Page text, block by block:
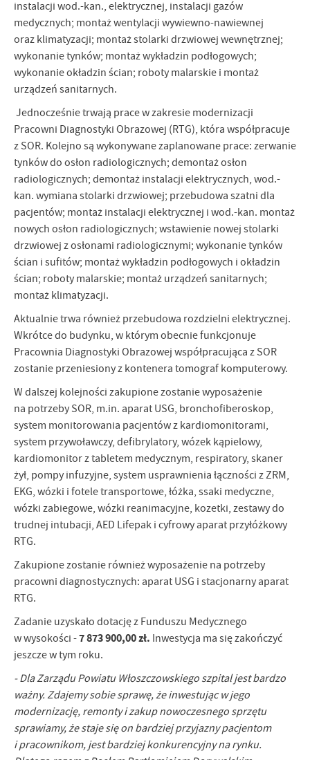
instalacji wod.-kan., elektrycznej, instalacji gazów
medycznych; montaż wentylacji wywiewno-nawiewnej
oraz klimatyzacji; montaż stolarki drzwiowej wewnętrznej;
wykonanie tynków; montaż wykładzin podłogowych;
wykonanie okładzin ścian; roboty malarskie i montaż
urządzeń sanitarnych.
Jednocześnie trwają prace w zakresie modernizacji
Pracowni Diagnostyki Obrazowej (RTG), która współpracuje
z SOR. Kolejno są wykonywane zaplanowane prace: zerwanie
tynków do osłon radiologicznych; demontaż osłon
radiologicznych; demontaż instalacji elektrycznych, wod.-
kan. wymiana stolarki drzwiowej; przebudowa szatni dla
pacjentów; montaż instalacji elektrycznej i wod.-kan. montaż
nowych osłon radiologicznych; wstawienie nowej stolarki
drzwiowej z osłonami radiologicznymi; wykonanie tynków
ścian i sufitów; montaż wykładzin podłogowych i okładzin
ścian; roboty malarskie; montaż urządzeń sanitarnych;
montaż klimatyzacji.
Aktualnie trwa również przebudowa rozdzielni elektrycznej.
Wkrótce do budynku, w którym obecnie funkcjonuje
Pracownia Diagnostyki Obrazowej współpracująca z SOR
zostanie przeniesiony z kontenera tomograf komputerowy.
W dalszej kolejności zakupione zostanie wyposażenie
na potrzeby SOR, m.in. aparat USG, bronchofiberoskop,
system monitorowania pacjentów z kardiomonitorami,
system przywoławczy, defibrylatory, wózek kąpielowy,
kardiomonitor z tabletem medycznym, respiratory, skaner
żył, pompy infuzyjne, system usprawnienia łączności z ZRM,
EKG, wózki i fotele transportowe, łóżka, ssaki medyczne,
wózki zabiegowe, wózki reanimacyjne, kozetki, zestawy do
trudnej intubacji, AED Lifepak i cyfrowy aparat przyłóżkowy
RTG.
Zakupione zostanie również wyposażenie na potrzeby
pracowni diagnostycznych: aparat USG i stacjonarny aparat
RTG.
Zadanie uzyskało dotację z Funduszu Medycznego
w wysokości -7 873 900,00 zł. Inwestycja ma się zakończyć
jeszcze w tym roku.
- Dla Zarządu Powiatu Włoszczowskiego szpital jest bardzo
ważny. Zdajemy sobie sprawę, że inwestując w jego
modernizację, remonty i zakup nowoczesnego sprzętu
sprawiamy, że staje się on bardziej przyjazny pacjentom
i pracownikom, jest bardziej konkurencyjny na rynku.